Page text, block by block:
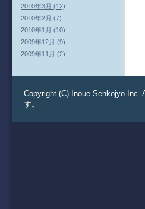
2010年3月 (12)
2010年2月 (7)
2010年1月 (10)
2009年12月 (9)
2009年11月 (2)
Copyright (C) Inoue Senkojyo
す。